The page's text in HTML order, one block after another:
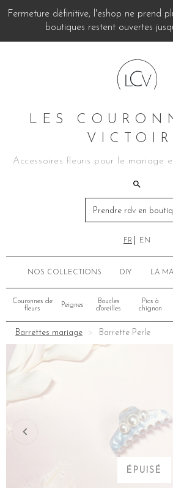
Fermeture définitive, l'eshop ne prend
boutiques restent ouvertes
LES
Accessoires fleuris pour le mariage
Prendre rdv en
FR EN
NOS COLLECTIONS DIY LA
Couronnes de
fleurs
Peignes
Boucles
d'oreilles
Pics à
chignon
Barrettes mariage Barrette Perle
ÉPUISÉ